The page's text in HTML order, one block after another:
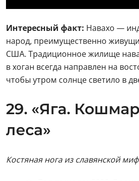
Интересный факт: Навахо —
народ, преимущественно
США. Традиционное жилище
в хоган всегда направлен на
чтобы утром солнце светило в
29. «Яга.
леса»
Костяная нога из славянской